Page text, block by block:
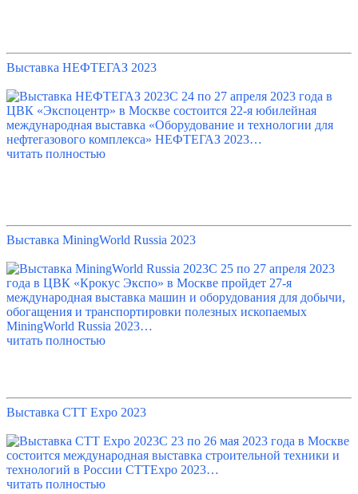
Выставка НЕФТЕГАЗ 2023
С 24 по 27 апреля 2023 года в
ЦВК «Экспоцентр» в Москве состоится 22-я юбилейная
международная выставка «Оборудование и технологии для
нефтегазового комплекса» НЕФТЕГАЗ 2023…
читать полностью
Выставка MiningWorld Russia 2023
С 25 по 27 апреля 2023
года в ЦВК «Крокус Экспо» в Москве пройдет 27-я
международная выставка машин и оборудования для добычи,
обогащения и транспортировки полезных ископаемых
MiningWorld Russia 2023…
читать полностью
Выставка СТТ Expo 2023
С 23 по 26 мая 2023 года в Москве
состоится международная выставка строительной техники и
технологий в России CTTExpo 2023…
читать полностью